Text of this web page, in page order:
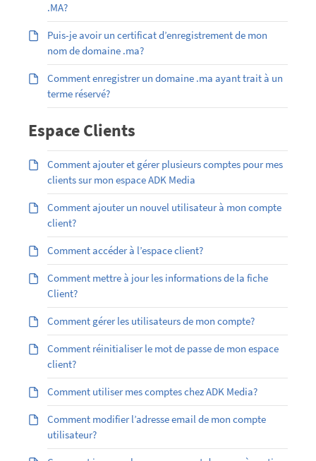
.MA?
Puis-je avoir un certificat d’enregistrement de mon
nom de domaine .ma?
Comment enregistrer un domaine .ma ayant trait à un
terme réservé?
Espace Clients
Comment ajouter et gérer plusieurs comptes pour mes
clients sur mon espace ADK Media
Comment ajouter un nouvel utilisateur à mon compte
client?
Comment accéder à l’espace client?
Comment mettre à jour les informations de la fiche
Client?
Comment gérer les utilisateurs de mon compte?
Comment réinitialiser le mot de passe de mon espace
client?
Comment utiliser mes comptes chez ADK Media?
Comment modifier l’adresse email de mon compte
utilisateur?